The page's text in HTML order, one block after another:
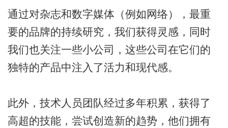
通过对杂志和数字媒体（例如网络），最重
要的品牌的持续研究，我们获得灵感，同时
我们也关注一些小公司，这些公司在它们的
独特的产品中注入了活力和现代感。
此外，技术人员团队经过多年积累，获得了
高超的技能，尝试创造新的趋势，他们拥有